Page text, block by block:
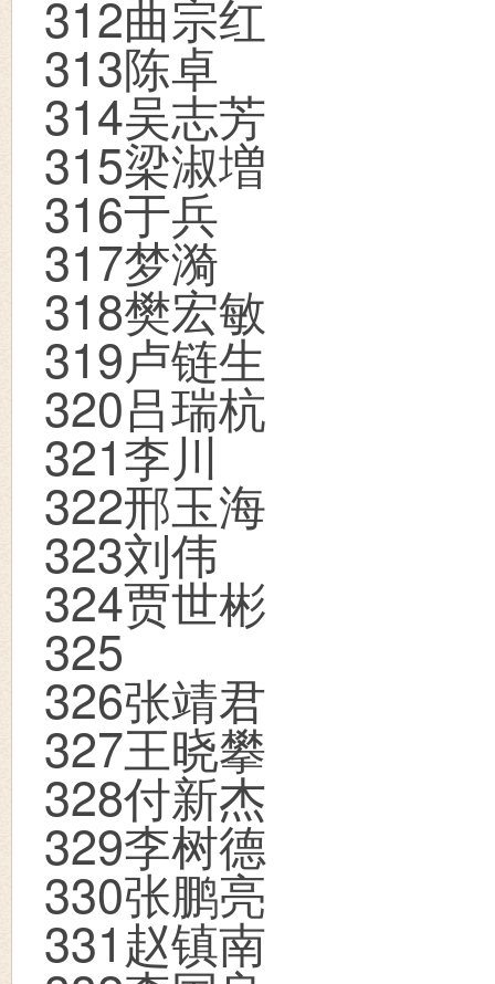
312曲宗红
313陈卓
314吴志芳
315梁淑増
316于兵
317梦漪
318樊宏敏
319卢链生
320吕瑞杭
321李川
322邢玉海
323刘伟
324贾世彬
325
326张靖君
327王晓攀
328付新杰
329李树德
330张鹏亮
331赵镇南